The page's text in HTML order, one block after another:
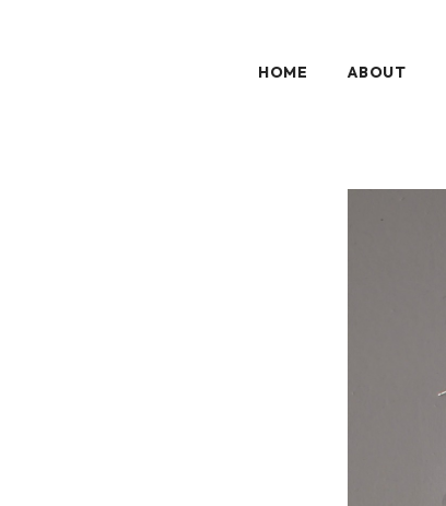
HOME ABOUT